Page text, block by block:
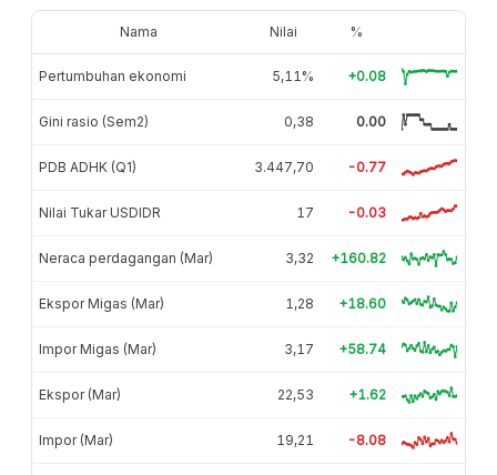
Nama Nilai %
Pertumbuhan ekonomi 5,11% +0.08
Gini rasio (Sem2) 0,38 0.00
PDB ADHK (Q1) 3.447,70 -0.77
Nilai Tukar USDIDR 17 -0.03
Neraca perdagangan (Mar) 3,32 +160.82
Ekspor Migas (Mar) 1,28 +18.60
Impor Migas (Mar) 3,17 +58.74
Ekspor (Mar) 22,53 +1.62
Impor (Mar) 19,21 -8.08